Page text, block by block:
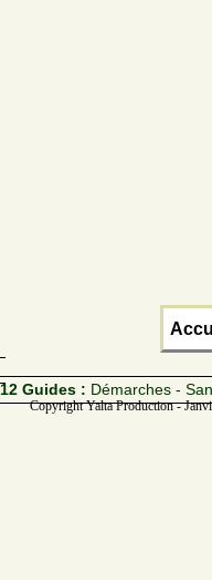
12 Guides : Démarches -
Copyright Yalta Production -